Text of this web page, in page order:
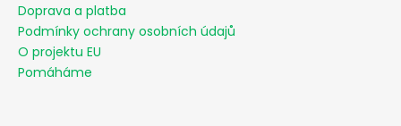
Doprava a platba
Podmínky ochrany osobních údajů
O projektu EU
Pomáháme